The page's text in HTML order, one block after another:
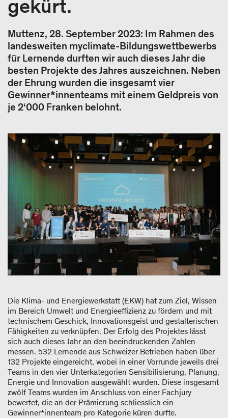
gekürt.
Muttenz, 28. September 2023: Im Rahmen des
landesweiten myclimate-Bildungswettbewerbs
für Lernende durften wir auch dieses Jahr die
besten Projekte des Jahres auszeichnen. Neben
der Ehrung wurden die insgesamt vier
Gewinner*innenteams mit einem Geldpreis von
je 2‘000 Franken belohnt.
Die Klima- und Energiewerkstatt (EKW) hat zum Ziel, Wissen
im Bereich Umwelt und Energieeffizienz zu fördern und mit
technischem Geschick, Innovationsgeist und gestalterischen
Fähigkeiten zu verknüpfen. Der Erfolg des Projektes lässt
sich auch dieses Jahr an den beeindruckenden Zahlen
messen. 532 Lernende aus Schweizer Betrieben haben über
132 Projekte eingereicht, wobei in einer Vorrunde jeweils drei
Teams in den vier Unterkategorien Sensibilisierung, Planung,
Energie und Innovation ausgewählt wurden. Diese insgesamt
zwölf Teams wurden im Anschluss von einer Fachjury
bewertet, die an der Prämierung schliesslich ein
Gewinner*innenteam pro Kategorie küren durfte.